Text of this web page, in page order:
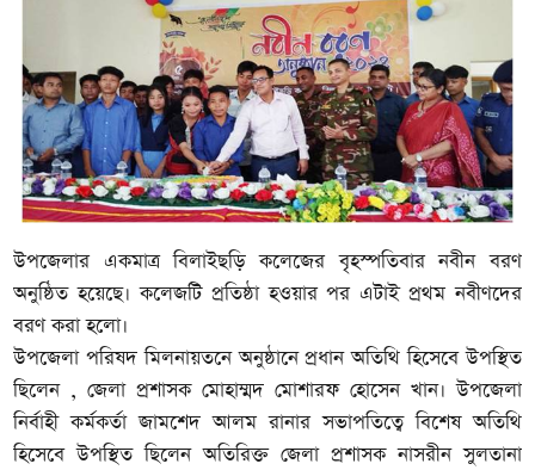
উপজেলার একমাত্র বিলাইছড়ি কলেজের বৃহস্পতিবার নবীন বরণ
অনুষ্ঠিত হয়েছে। কলেজটি প্রতিষ্ঠা হওয়ার পর এটাই প্রথম নবীণদের
বরণ করা হলো।
উপজেলা পরিষদ মিলনায়তনে অনুষ্ঠানে প্রধান অতিথি হিসেবে উপস্থিত
ছিলেন , জেলা প্রশাসক মোহাম্মদ মোশারফ হোসেন খান। উপজেলা
নির্বাহী কর্মকর্তা জামশেদ আলম রানার সভাপতিত্বে বিশেষ অতিথি
হিসেবে উপস্থিত ছিলেন অতিরিক্ত জেলা প্রশাসক নাসরীন সুলতানা